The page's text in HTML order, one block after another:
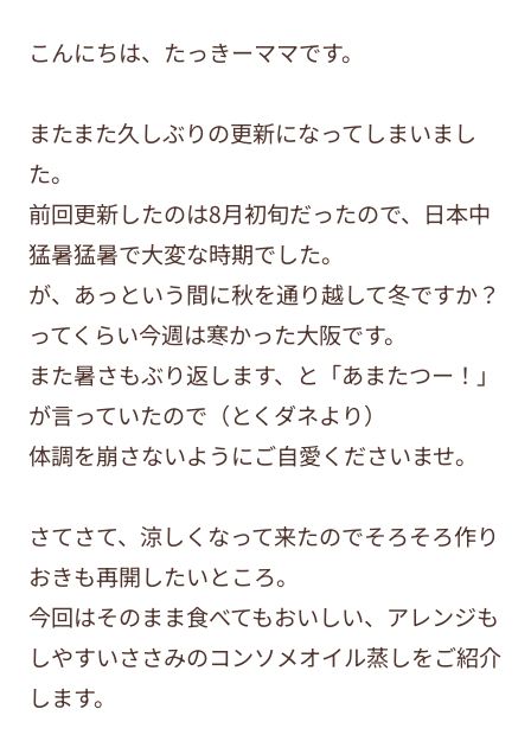
こんにちは、たっきーママです。
またまた久しぶりの更新になってしまいまし
た。
前回更新したのは8月初旬だったので、日本中
猛暑猛暑で大変な時期でした。
が、あっという間に秋を通り越して冬ですか？
ってくらい今週は寒かった大阪です。
また暑さもぶり返します、と「あまたつー！」
が言っていたので（とくダネより）
体調を崩さないようにご自愛くださいませ。
さてさて、涼しくなって来たのでそろそろ作り
おきも再開したいところ。
今回はそのまま食べてもおいしい、アレンジも
しやすいささみのコンソメオイル蒸しをご紹介
します。